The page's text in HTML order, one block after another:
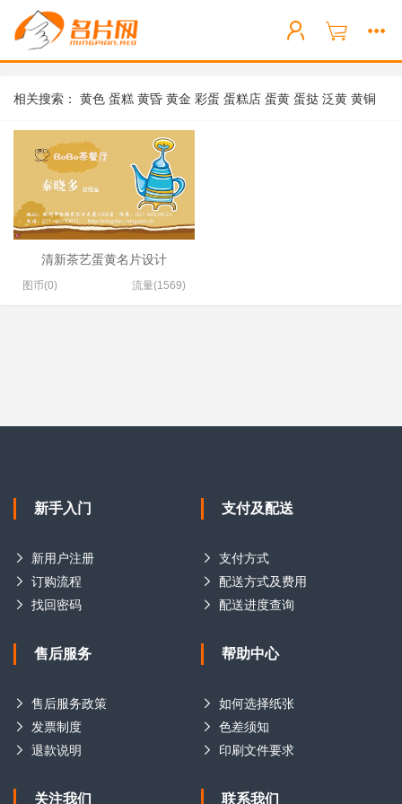
相关搜索： 黄色 蛋糕 黄昏 黄金 彩蛋 蛋糕店 蛋黄 蛋挞 泛黄 黄铜
清新茶艺蛋黄名片设计
图币(0) 流量(1569)
新手入门
新用户注册
订购流程
找回密码
支付及配送
支付方式
配送方式及费用
配送进度查询
售后服务
售后服务政策
发票制度
退款说明
帮助中心
如何选择纸张
色差须知
印刷文件要求
关注我们 联系我们